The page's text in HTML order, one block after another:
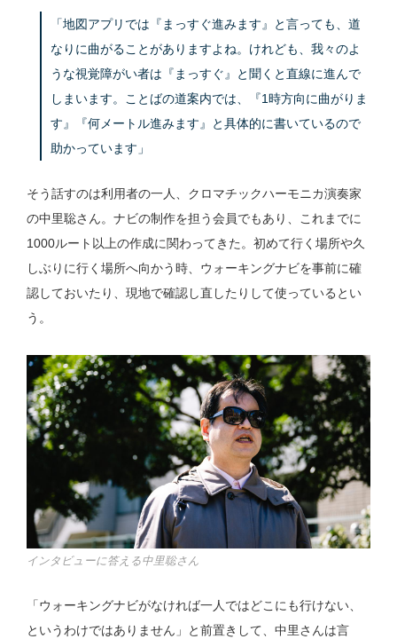
「地図アプリでは『まっすぐ進みます』と言っても、道
なりに曲がることがありますよね。けれども、我々のよ
うな視覚障がい者は『まっすぐ』と聞くと直線に進んで
しまいます。ことばの道案内では、『1時方向に曲がりま
す』『何メートル進みます』と具体的に書いているので
助かっています」
そう話すのは利用者の一人、クロマチックハーモニカ演奏家
の中里聡さん。ナビの制作を担う会員でもあり、これまでに
1000ルート以上の作成に関わってきた。初めて行く場所や久
しぶりに行く場所へ向かう時、ウォーキングナビを事前に確
認しておいたり、現地で確認し直したりして使っているとい
う。
インタビューに答える中里聡さん
「ウォーキングナビがなければ一人ではどこにも行けない、
というわけではありません」と前置きして、中里さんは言